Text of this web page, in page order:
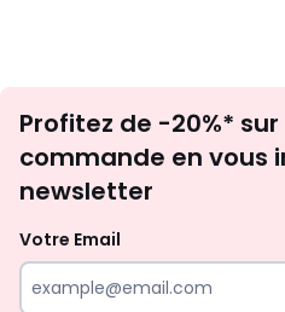
Profitez de -20%*
commande en vous
newsletter
Votre Email